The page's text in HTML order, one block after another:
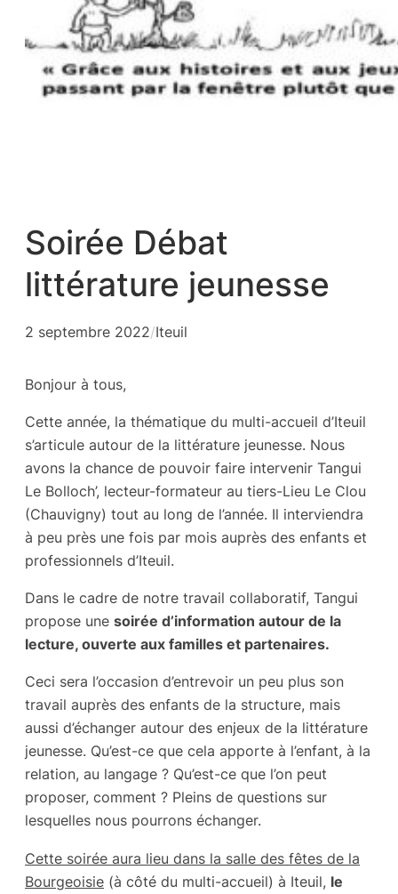
Soirée Débat
littérature jeunesse
2 septembre 2022/Iteuil
Bonjour à tous,
Cette année, la thématique du multi-accueil d’Iteuil
s’articule autour de la littérature jeunesse. Nous
avons la chance de pouvoir faire intervenir Tangui
Le Bolloch’, lecteur-formateur au tiers-Lieu Le Clou
(Chauvigny) tout au long de l’année. Il interviendra
à peu près une fois par mois auprès des enfants et
professionnels d’Iteuil.
Dans le cadre de notre travail collaboratif, Tangui
propose une soirée d’information autour de la
lecture, ouverte aux familles et partenaires.
Ceci sera l’occasion d’entrevoir un peu plus son
travail auprès des enfants de la structure, mais
aussi d’échanger autour des enjeux de la littérature
jeunesse. Qu’est-ce que cela apporte à l’enfant, à la
relation, au langage ? Qu’est-ce que l’on peut
proposer, comment ? Pleins de questions sur
lesquelles nous pourrons échanger.
Cette soirée aura lieu dans la salle des fêtes de la
Bourgeoisie (à côté du multi-accueil) à Iteuil, le